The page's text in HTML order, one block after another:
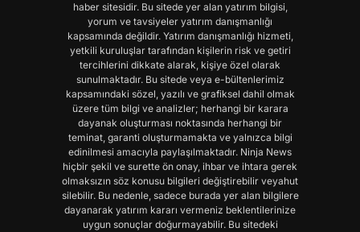
haber sitesidir. Bu sitede yer alan yatırım bilgisi,
yorum ve tavsiyeler yatırım danışmanlığı
kapsamında değildir. Yatırım danışmanlığı hizmeti,
yetkili kuruluşlar tarafından kişilerin risk ve getiri
tercihlerini dikkate alarak, kişiye özel olarak
sunulmaktadır. Bu sitede veya e-bültenlerimiz
kapsamındaki sözel, yazılı ve grafiksel dahil olmak
üzere tüm bilgi ve analizler; herhangi bir karara
dayanak oluşturması noktasında herhangi bir
teminat, garanti oluşturmamakta ve yalnızca bilgi
edinilmesi amacıyla paylaşılmaktadır. Ninja News
hiçbir şekil ve surette ön onay, ihbar ve ihtara gerek
olmaksızın söz konusu bilgileri değiştirebilir veyahut
silebilir. Bu nedenle, sadece burada yer alan bilgilere
dayanarak yatırım kararı vermeniz beklentilerinize
uygun sonuçlar doğurmayabilir. Bu sitedeki